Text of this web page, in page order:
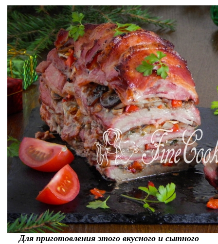
Для приготовления этого вкусного и сытного